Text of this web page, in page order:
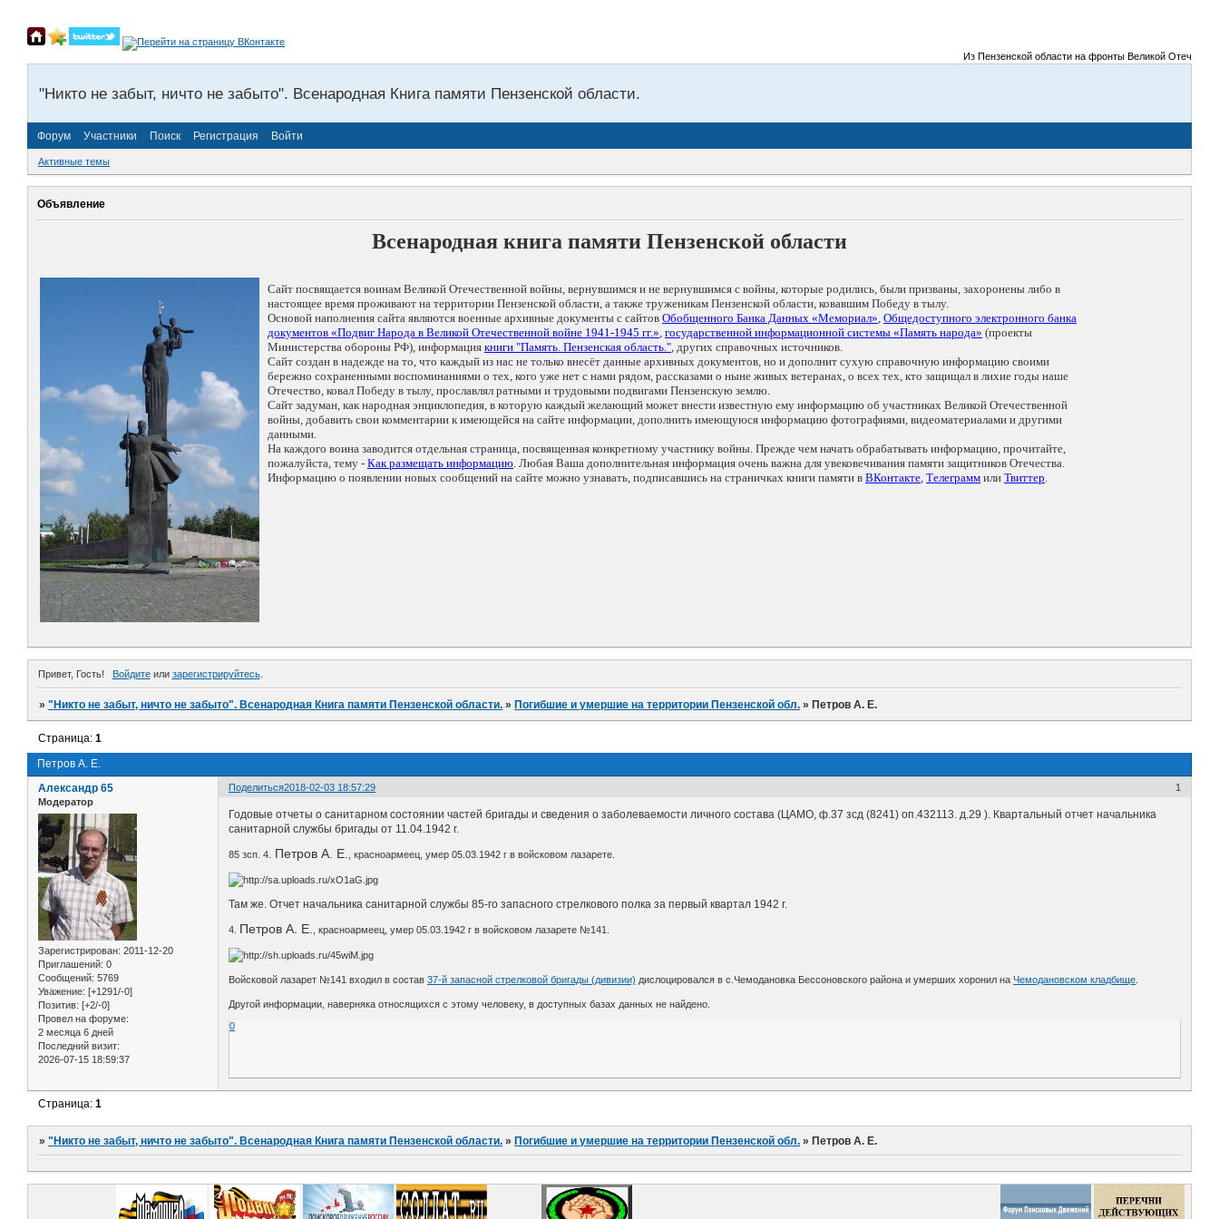
Из Пензенской области на фронты Великой
"Никто не забыт, ничто не забыто". Всенародная Книга памяти Пензенской области.
Форум Участники Поиск Регистрация Войти
Активные темы
Объявление
Всенародная книга памяти Пензенской области
Сайт посвящается воинам Великой Отечественной войны, вернувшимся и не вернувшимся с войны, которые родились, были призваны, захоронены либо в
настоящее время проживают на территории Пензенской области, а также труженикам Пензенской области, ковавшим Победу в тылу.
Основой наполнения сайта являются военные архивные документы с сайтов Обобщенного Банка Данных «Мемориал», Общедоступного электронного банка
документов «Подвиг Народа в Великой Отечественной войне 1941-1945 гг.», государственной информационной системы «Память народа» (проекты
Министерства обороны РФ), информация книги "Память. Пензенская область.", других справочных источников.
Сайт создан в надежде на то, что каждый из нас не только внесёт данные архивных документов, но и дополнит сухую справочную информацию своими
бережно сохраненными воспоминаниями о тех, кого уже нет с нами рядом, рассказами о ныне живых ветеранах, о всех тех, кто защищал в лихие годы наше
Отечество, ковал Победу в тылу, прославлял ратными и трудовыми подвигами Пензенскую землю.
Сайт задуман, как народная энциклопедия, в которую каждый желающий может внести известную ему информацию об участниках Великой Отечественной
войны, добавить свои комментарии к имеющейся на сайте информации, дополнить имеющуюся информацию фотографиями, видеоматериалами и другими
данными.
На каждого воина заводится отдельная страница, посвященная конкретному участнику войны. Прежде чем начать обрабатывать информацию, прочитайте,
пожалуйста, тему - Как размещать информацию. Любая Ваша дополнительная информация очень важна для увековечивания памяти защитников Отечества.
Информацию о появлении новых сообщений на сайте можно узнавать, подписавшись на страничках книги памяти в ВКонтакте, Телеграмм или Твиттер.
Привет, Гость! Войдитеили зарегистрируйтесь.
»"Никто не забыт, ничто не забыто". Всенародная Книга памяти Пензенской области. » Погибшие и умершие на территории Пензенской обл. » Петров А. Е.
Петров А. Е.
Страница:1
Поделиться 1
2018-02-03 18:57:29
Александр 65
Модератор
Зарегистрирован: 2011-12-20
Приглашений: 0
Сообщений: 5769
Уважение: [+1291/-0]
Позитив: [+2/-0]
Провел на форуме:
2 месяца 6 дней
Последний визит:
2026-07-15 18:59:37
Годовые отчеты о санитарном состоянии частей бригады и сведения о заболеваемости личного состава (ЦАМО, ф.37 зсд (8241) оп.432113. д.29 ). Квартальный отчет начальника
санитарной службы бригады от 11.04.1942 г.
85 зсп. 4. Петров А. Е. , красноармеец, умер 05.03.1942 г в войсковом лазарете.
Там же. Отчет начальника санитарной службы 85-го запасного стрелкового полка за первый квартал 1942 г.
4. Петров А. Е. , красноармеец, умер 05.03.1942 г в войсковом лазарете №141.
Войсковой лазарет №141 входил в состав37-й запасной стрелковой бригады (дивизии) дислоцировался в с.Чемодановка Бессоновского района и умерших хоронил наЧемодановском кладбище
Другой информации, наверняка относящихся с этому человеку, в доступных базах данных не найдено.
0
Страница:1
»"Никто не забыт, ничто не забыто". Всенародная Книга памяти Пензенской области. » Погибшие и умершие на территории Пензенской обл. » Петров А. Е.